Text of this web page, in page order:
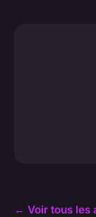
← Voir tous les